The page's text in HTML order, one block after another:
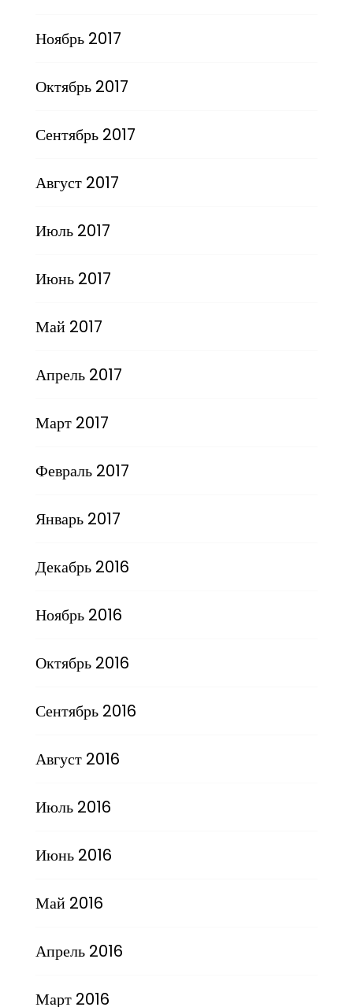
Ноябрь 2017
Октябрь 2017
Сентябрь 2017
Август 2017
Июль 2017
Июнь 2017
Май 2017
Апрель 2017
Март 2017
Февраль 2017
Январь 2017
Декабрь 2016
Ноябрь 2016
Октябрь 2016
Сентябрь 2016
Август 2016
Июль 2016
Июнь 2016
Май 2016
Апрель 2016
Март 2016